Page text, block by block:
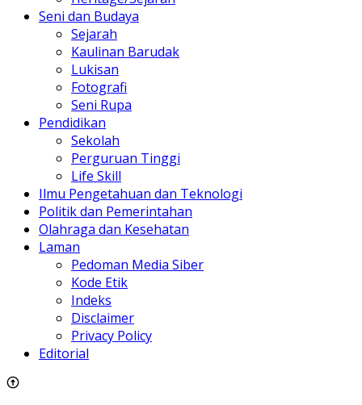
Seni dan Budaya
Sejarah
Kaulinan Barudak
Lukisan
Fotografi
Seni Rupa
Pendidikan
Sekolah
Perguruan Tinggi
Life Skill
Ilmu Pengetahuan dan Teknologi
Politik dan Pemerintahan
Olahraga dan Kesehatan
Laman
Pedoman Media Siber
Kode Etik
Indeks
Disclaimer
Privacy Policy
Editorial